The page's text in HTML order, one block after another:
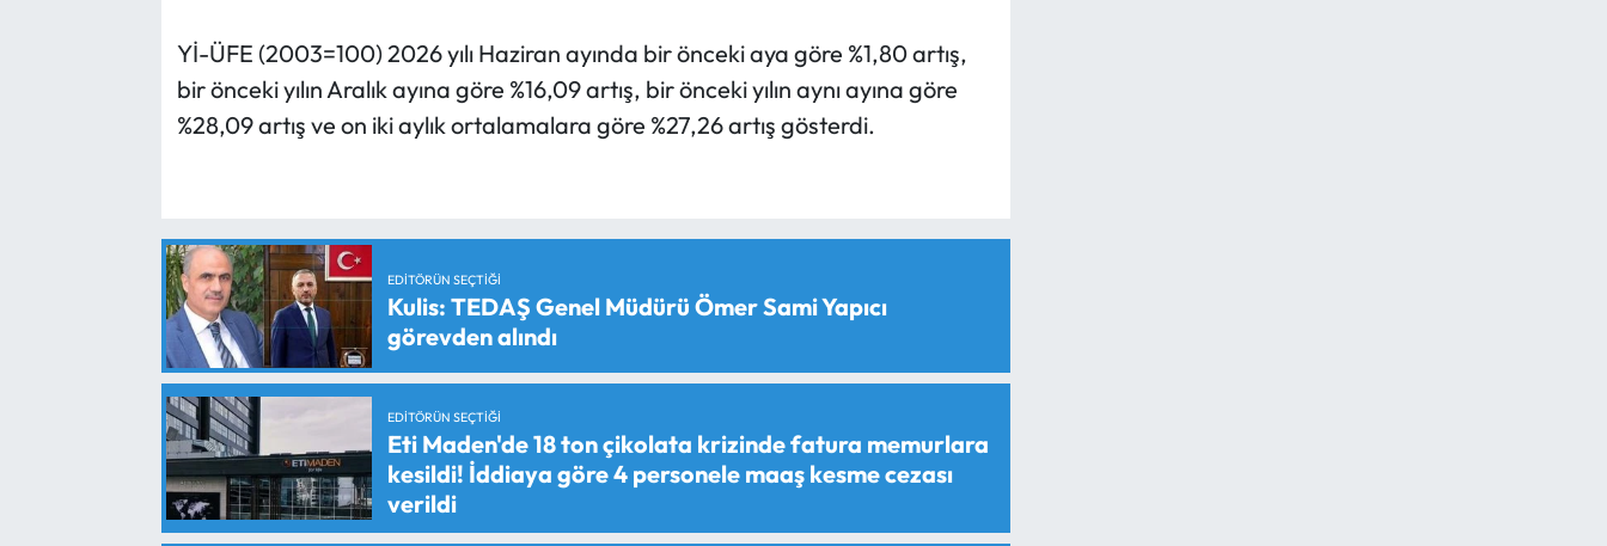
Yİ-ÜFE (2003=100) 2026 yılı Haziran ayında bir önceki aya göre %1,80 artış,
bir önceki yılın Aralık ayına göre %16,09 artış, bir önceki yılın aynı ayına göre
%28,09 artış ve on iki aylık ortalamalara göre %27,26 artış gösterdi.
EDITÖRÜN SEÇTIĞI
Kulis: TEDAŞ Genel Müdürü Ömer Sami Yapıcı
görevden alındı
EDITÖRÜN SEÇTIĞI
Eti Maden'de 18 ton çikolata krizinde fatura memurlara
kesildi! İddiaya göre 4 personele maaş kesme cezası
verildi